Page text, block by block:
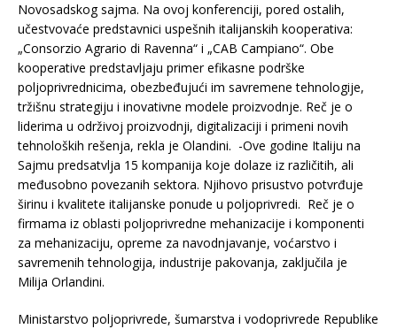
Novosadskog sajma. Na ovoj konferenciji, pored ostalih,
učestvovaće predstavnici uspešnih italijanskih kooperativa:
„Consorzio Agrario di Ravenna“ i „CAB Campiano“. Obe
kooperative predstavljaju primer efikasne podrške
poljoprivrednicima, obezbeđujući im savremene tehnologije,
tržišnu strategiju i inovativne modele proizvodnje. Reč je o
liderima u održivoj proizvodnji, digitalizaciji i primeni novih
tehnoloških rešenja, rekla je Olandini. -Ove godine Italiju na
Sajmu predsatvlja 15 kompanija koje dolaze iz različitih, ali
međusobno povezanih sektora. Njihovo prisustvo potvrđuje
širinu i kvalitete italijanske ponude u poljoprivredi. Reč je o
firmama iz oblasti poljoprivredne mehanizacije i komponenti
za mehanizaciju, opreme za navodnjavanje, voćarstvo i
savremenih tehnologija, industrije pakovanja, zaključila je
Milija Orlandini.
Ministarstvo poljoprivrede, šumarstva i vodoprivrede Republike